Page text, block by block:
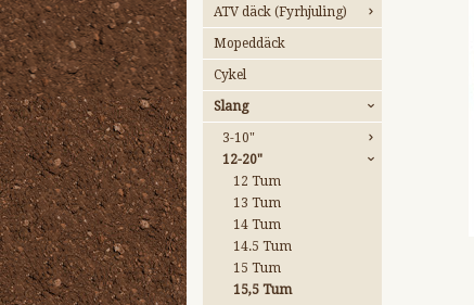
ATV däck (Fyrhjuling)
Mopeddäck
Cykel
Slang
3-10"
12-20"
12 Tum
13 Tum
14 Tum
14.5 Tum
15 Tum
15,5 Tum